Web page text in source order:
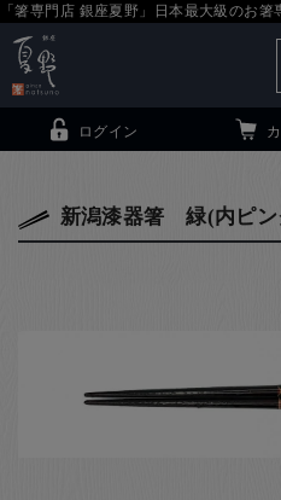
「箸専門店 銀座夏野」日本最大級のお箸
小夏について
ログイン
新潟漆器箸 緑(内ピン